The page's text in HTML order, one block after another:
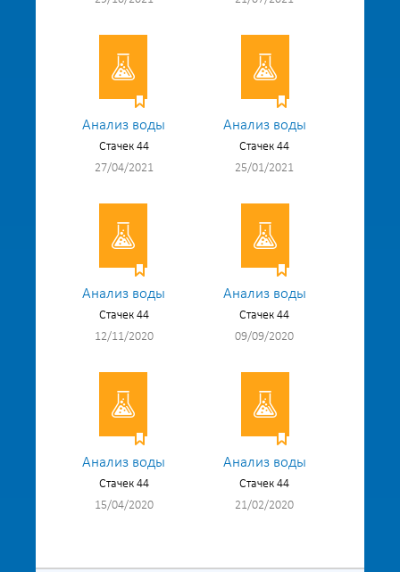
Анализ воды
Стачек 44
27/04/2021
Анализ воды
Стачек 44
25/01/2021
Анализ воды
Стачек 44
12/11/2020
Анализ воды
Стачек 44
09/09/2020
Анализ воды
Стачек 44
15/04/2020
Анализ воды
Стачек 44
21/02/2020